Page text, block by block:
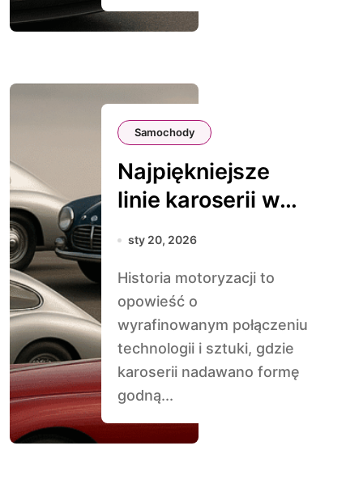
Samochody
Najpiękniejsze
linie karoserii w
historii
sty 20, 2026
Historia motoryzacji to
opowieść o
wyrafinowanym połączeniu
technologii i sztuki, gdzie
karoserii nadawano formę
godną...